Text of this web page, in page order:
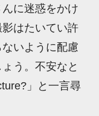
に迷惑をかけ
はたいてい許
いように配慮
う。不安なと
」と一言尋